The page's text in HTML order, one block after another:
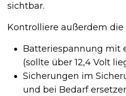
sichtbar.
Kontrolliere außerdem
Batteriespannung mit
(sollte über 12,4 Volt
Sicherungen im
und bei Bedarf